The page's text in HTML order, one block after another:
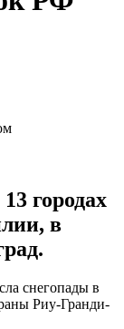
городах
в
снегопады в
Риу-Гранди-